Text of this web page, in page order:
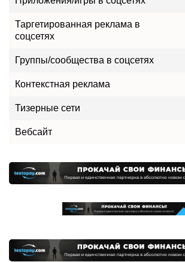
Таргетированная реклама в
соцсетях
Группы/сообщества в соцсетях
Контекстная реклама
Тизерные сети
Вебсайт